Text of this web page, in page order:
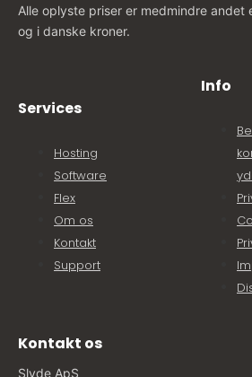
Alle oplyste priser er medmindre andet
og i danske kroner.
Services
Hosting
Software
Flex
Om os
Kontakt
Support
Info
Kontakt os
Slyde ApS